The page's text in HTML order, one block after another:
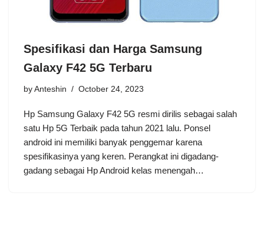
Spesifikasi dan Harga Samsung
Galaxy F42 5G Terbaru
by Anteshin October 24, 2023
Hp Samsung Galaxy F42 5G resmi dirilis sebagai salah
satu Hp 5G Terbaik pada tahun 2021 lalu. Ponsel
android ini memiliki banyak penggemar karena
spesifikasinya yang keren. Perangkat ini digadang-
gadang sebagai Hp Android kelas menengah…